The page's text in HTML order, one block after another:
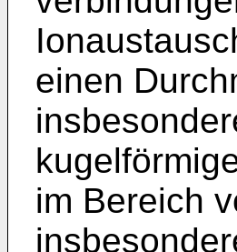
einen
im Bereich